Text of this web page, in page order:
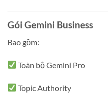
Gói Gemini Business
Bao gồm:
Toàn bộ Gemini Pro
Topic Authority